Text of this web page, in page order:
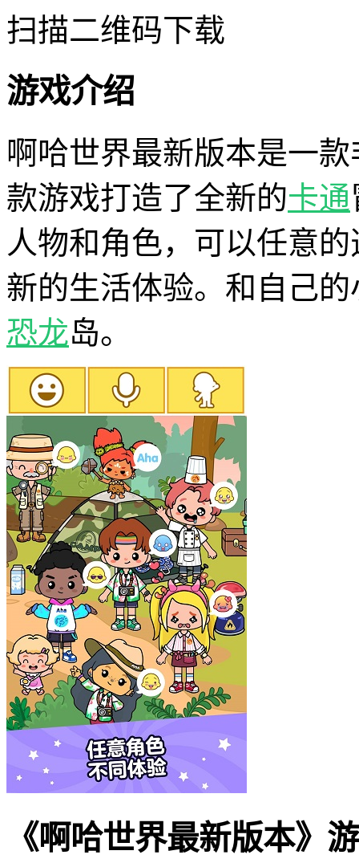
扫描二维码下载
游戏介绍
啊哈世界最新版本是一款
款游戏打造了全新的卡通
人物和角色，可以任意
新的生活体验。和自己
恐龙岛。
《啊哈世界最新版本》